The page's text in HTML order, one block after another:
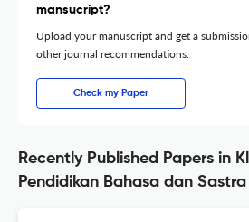
mansucript?
Upload your manuscript and get a
other journal recommendations.
Check my Paper
Recently Published Papers in
Pendidikan Bahasa dan